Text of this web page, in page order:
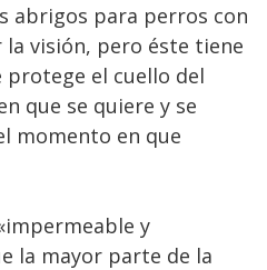
abrigos para perros con
visión, pero éste tiene
protege el cuello del
que se quiere y se
momento en que
y
la mayor parte de la